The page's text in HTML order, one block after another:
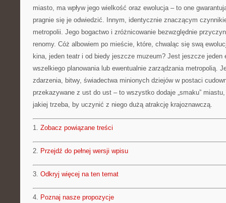
miasto, ma wpływ jego wielkość oraz ewolucja – to one
pragnie się je odwiedzić. Innym, identycznie znaczącym
metropolii. Jego bogactwo i zróżnicowanie bezwzględnie
renomy. Cóż albowiem po mieście, które, chwaląc się swą
kina, jeden teatr i od biedy jeszcze muzeum? Jest jeszcze jeden
wszelkiego planowania lub ewentualnie zarządzania metropolią.
zdarzenia, bitwy, świadectwa minionych dziejów w postaci
przekazywane z ust do ust – to wszystko dodaje „smaku”
jakiej trzeba, by uczynić z niego dużą atrakcję krajoznawczą.
1. Zobacz powiązane treści
2. Przejdź do pełnej wersji wpisu
3. Odkryj więcej na ten temat
4. Poznaj nasze propozycje